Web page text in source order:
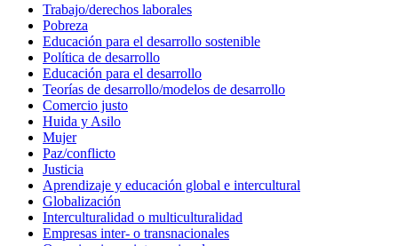
Trabajo/derechos laborales
Pobreza
Educación para el desarrollo sostenible
Política de desarrollo
Educación para el desarrollo
Teorías de desarrollo/modelos de desarrollo
Comercio justo
Huida y Asilo
Mujer
Paz/conflicto
Justicia
Aprendizaje y educación global e intercultural
Globalización
Interculturalidad o multiculturalidad
Empresas inter- o transnacionales